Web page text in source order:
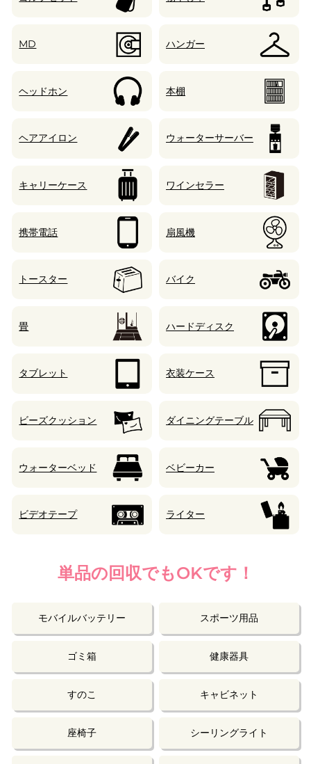
MD ハンガー
ヘッドホン 本棚
ヘアアイロン ウォーターサーバー
キャリーケース ワインセラー
携帯電話 扇風機
トースター バイク
畳 ハードディスク
タブレット 衣装ケース
ビーズクッション ダイニングテーブル
ウォーターベッド ベビーカー
ビデオテープ ライター
単品の回収でもOKです！
モバイルバッテリー スポーツ用品
ゴミ箱 健康器具
すのこ キャビネット
座椅子 シーリングライト